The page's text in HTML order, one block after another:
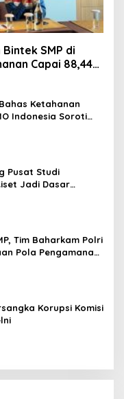
SMP di
Capai 88,44
Ketahanan
Indonesia Soroti
Lintas Sektor
Pusat Studi
Jadi Dasar
Tim Baharkam Polri
Pola Pengamanan
Jabar
Korupsi Komisi